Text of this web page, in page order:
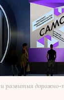
развития